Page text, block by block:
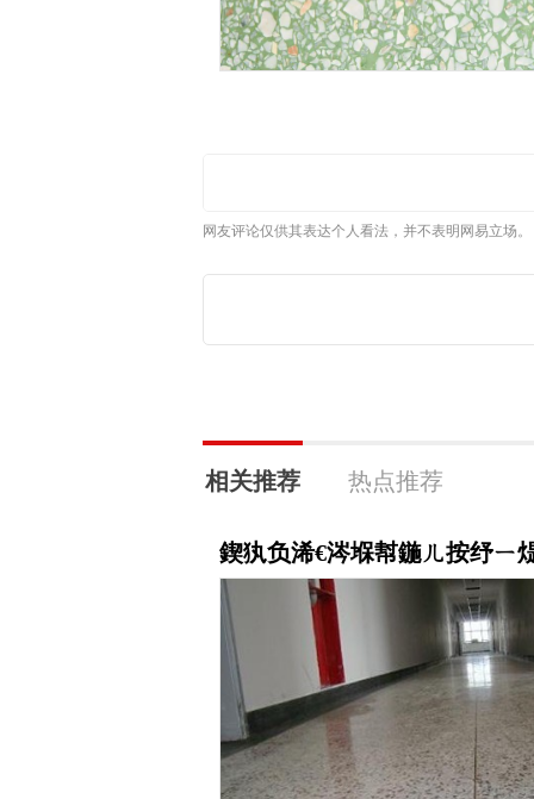
网友评论仅供其表达个人看法，并不表明网易立场。
相关推荐 热点推荐